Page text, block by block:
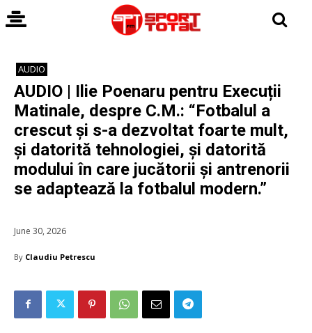
AUDIO
AUDIO | Ilie Poenaru pentru Execuții
Matinale, despre C.M.: “Fotbalul a
crescut și s-a dezvoltat foarte mult,
și datorită tehnologiei, și datorită
modului în care jucătorii și antrenorii
se adaptează la fotbalul modern.”
June 30, 2026
By Claudiu Petrescu